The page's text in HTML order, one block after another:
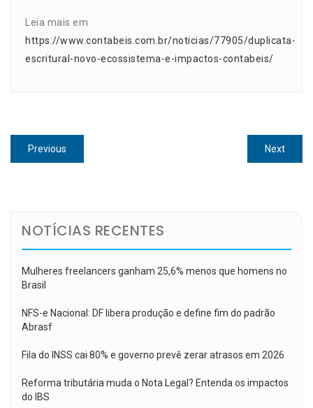
Leia mais em
https://www.contabeis.com.br/noticias/77905/duplicata-
escritural-novo-ecossistema-e-impactos-contabeis/
Navegação
de
Previous
post:
NextNext
post:
NOTÍCIAS RECENTES
Mulheres freelancers ganham 25,6% menos que homens no
Brasil
NFS-e Nacional: DF libera produção e define fim do padrão
Abrasf
Fila do INSS cai 80% e governo prevê zerar atrasos em 2026
Reforma tributária muda o Nota Legal? Entenda os impactos
do IBS